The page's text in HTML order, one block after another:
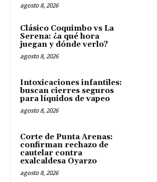
agosto 8, 2026
Clásico Coquimbo vs La
Serena: ¿a qué hora
juegan y dónde verlo?
agosto 8, 2026
Intoxicaciones infantiles:
buscan cierres seguros
para líquidos de vapeo
agosto 8, 2026
Corte de Punta Arenas:
confirman rechazo de
cautelar contra
exalcaldesa Oyarzo
agosto 8, 2026